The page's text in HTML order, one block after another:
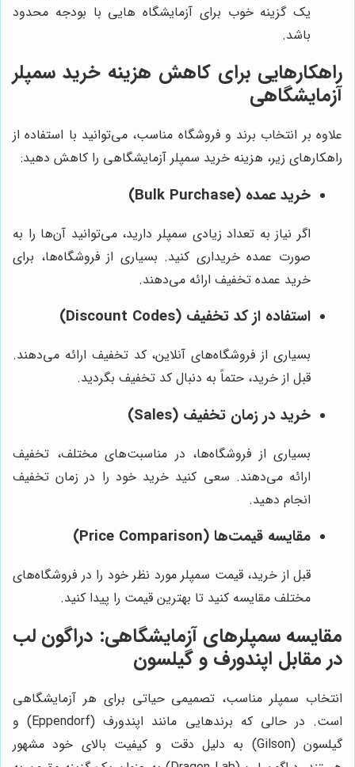
یک گزینه خوب برای آزمایشگاه هایی با بودجه محدود
باشد.
راهکارهایی برای کاهش هزینه خرید سمپلر
آزمایشگاهی
علاوه بر انتخاب برند و فروشگاه مناسب، می‌توانید با استفاده از
راهکارهای زیر، هزینه خرید سمپلر آزمایشگاهی را کاهش دهید:
خرید عمده (Bulk Purchase)
اگر نیاز به تعداد زیادی سمپلر دارید، می‌توانید آن‌ها را به
صورت عمده خریداری کنید. بسیاری از فروشگاه‌ها، برای
خرید عمده تخفیف ارائه می‌دهند.
استفاده از کد تخفیف (Discount Codes)
بسیاری از فروشگاه‌های آنلاین، کد تخفیف ارائه می‌دهند.
قبل از خرید، حتماً به دنبال کد تخفیف بگردید.
خرید در زمان تخفیف (Sales)
بسیاری از فروشگاه‌ها، در مناسبت‌های مختلف، تخفیف
ارائه می‌دهند. سعی کنید خرید خود را در زمان تخفیف
انجام دهید.
مقایسه قیمت‌ها (Price Comparison)
قبل از خرید، قیمت سمپلر مورد نظر خود را در فروشگاه‌های
مختلف مقایسه کنید تا بهترین قیمت را پیدا کنید.
مقایسه سمپلرهای آزمایشگاهی: دراگون لب
در مقابل اپندورف و گیلسون
انتخاب سمپلر مناسب، تصمیمی حیاتی برای هر آزمایشگاهی
است. در حالی که برندهایی مانند اپندورف (Eppendorf) و
گیلسون (Gilson) به دلیل دقت و کیفیت بالای خود مشهور